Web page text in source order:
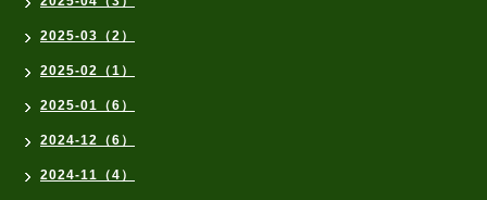
2025-03（2）
2025-02（1）
2025-01（6）
2024-12（6）
2024-11（4）